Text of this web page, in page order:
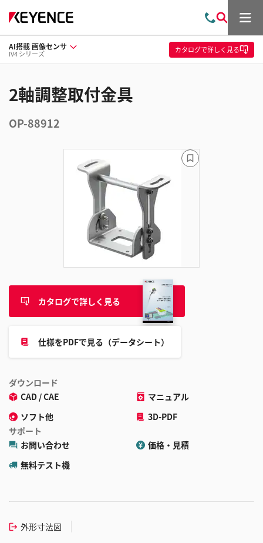
問
い
合
わ
索
メ
ュ
ー
AI搭載 画像センサ
IV4 シリーズ カタログで詳しく見る
2軸調整取付金具
OP-88912
カタログで詳しく見る
仕様をPDFで見る（データシート）
ダウンロード
CAD / CAE
マニュアル
ソフト他
3D-PDF
サポート
お問い合わせ
価格・見積
無料テスト機
外形寸法図
ブ
ッ